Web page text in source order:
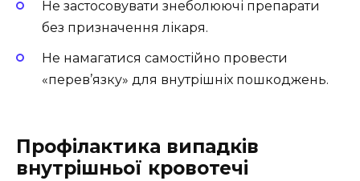
Не застосовувати знеболюючі препарати
без призначення лікаря.
Не намагатися самостійно провести
«перев’язку» для внутрішніх пошкоджень.
Профілактика випадків
внутрішньої кровотечі